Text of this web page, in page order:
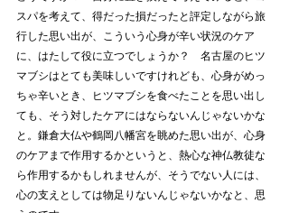
スパを考えて、得だった損だったと評定しながら旅
行した思い出が、こういう心身が辛い状況のケア
に、はたして役に立つでしょうか？　名古屋のヒツ
マブシはとても美味しいですけれども、心身がめっ
ちゃ辛いとき、ヒツマブシを食べたことを思い出し
ても、そう対したケアにはならないんじゃないかな
と。鎌倉大仏や鶴岡八幡宮を眺めた思い出が、心身
のケアまで作用するかというと、熱心な神仏教徒な
ら作用するかもしれませんが、そうでない人には、
心の支えとしては物足りないんじゃないかなと、思